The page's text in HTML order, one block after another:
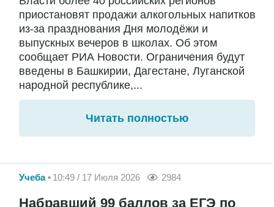
приостановят продажи алкогольных напитков
из-за празднования Дня молодёжи и
выпускных вечеров в школах. Об этом
сообщает РИА Новости. Ограничения будут
введены в Башкирии, Дагестане, Луганской
народной республике,...
Читать полностью
Учеба 10:49 / 17 Июля 2026 2984
Набравший 99 баллов за ЕГЭ по